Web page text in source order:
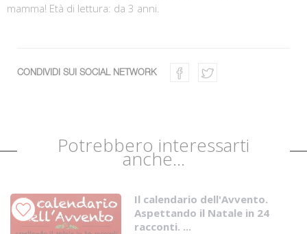
mamma! Età di lettura: da 3 anni.
CONDIVIDI SUI SOCIAL NETWORK
Potrebbero interessarti
anche...
Il calendario dell'Avvento.
Aspettando il Natale in 24
racconti. ...